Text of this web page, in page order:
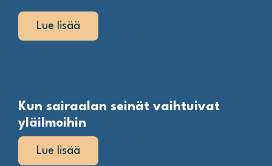
Lue lisää
Kun sairaalan seinät vaihtuivat
yläilmoihin
Lue lisää